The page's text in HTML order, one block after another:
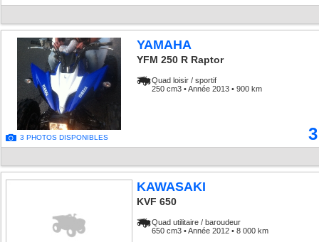
3 PHOTOS DISPONIBLES
YAMAHA
YFM 250 R Raptor
Quad loisir / sportif
250 cm3 • Année 2013 • 900 km
KAWASAKI
KVF 650
Quad utilitaire / baroudeur
650 cm3 • Année 2012 • 8 000 km